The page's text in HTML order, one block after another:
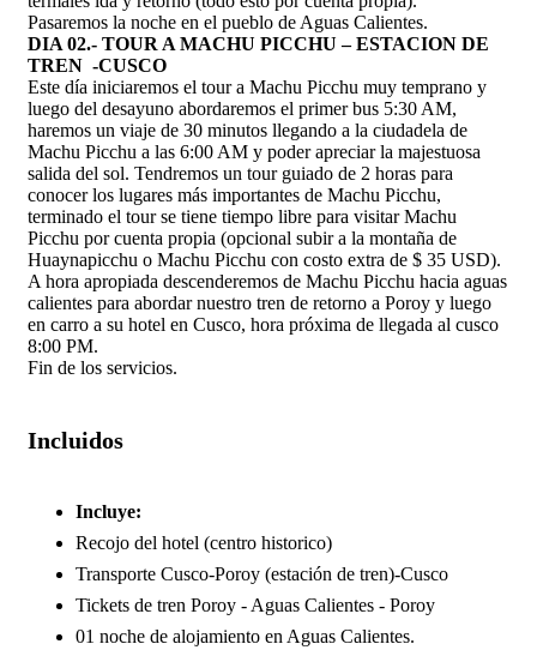
Pasaremos la noche en el pueblo de Aguas Calientes.
DIA 02.- TOUR A MACHU PICCHU – ESTACION DE
TREN -CUSCO
Este día iniciaremos el tour a Machu Picchu muy temprano y
luego del desayuno abordaremos el primer bus 5:30 AM,
haremos un viaje de 30 minutos llegando a la ciudadela de
Machu Picchu a las 6:00 AM y poder apreciar la majestuosa
salida del sol. Tendremos un tour guiado de 2 horas para
conocer los lugares más importantes de Machu Picchu,
terminado el tour se tiene tiempo libre para visitar Machu
Picchu por cuenta propia (opcional subir a la montaña de
Huaynapicchu o Machu Picchu con costo extra de $ 35 USD).
A hora apropiada descenderemos de Machu Picchu hacia aguas
calientes para abordar nuestro tren de retorno a Poroy y luego
en carro a su hotel en Cusco, hora próxima de llegada al cusco
8:00 PM.
Fin de los servicios.
Incluidos
Incluye:
Recojo del hotel (centro historico)
Transporte Cusco-Poroy (estación de tren)-Cusco
Tickets de tren Poroy - Aguas Calientes - Poroy
01 noche de alojamiento en Aguas Calientes.